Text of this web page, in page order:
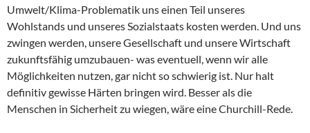
Umwelt/Klima-Problematik uns einen Teil unseres
Wohlstands und unseres Sozialstaats kosten werden. Und uns
zwingen werden, unsere Gesellschaft und unsere Wirtschaft
zukunftsfähig umzubauen- was eventuell, wenn wir alle
Möglichkeiten nutzen, gar nicht so schwierig ist. Nur halt
definitiv gewisse Härten bringen wird. Besser als die
Menschen in Sicherheit zu wiegen, wäre eine Churchill-Rede.